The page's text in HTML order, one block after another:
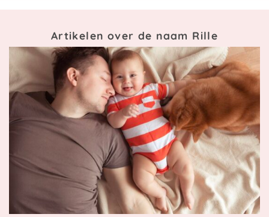
Artikelen over de naam Rille